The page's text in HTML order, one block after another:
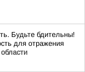
Будьте бдительны!
для отражения